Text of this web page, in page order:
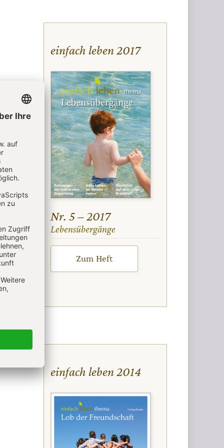
einfach leben 2017
Nr. 5 – 2017
:
Lebensübergänge
Zum Heft
einfach leben 2014